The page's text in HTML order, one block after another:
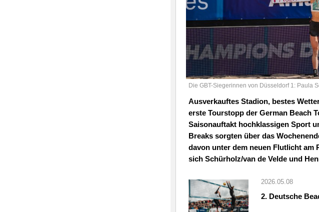
Die GBT-Siegerinnen von Düsseldorf 1: Paula
Ausverkauftes Stadion, bestes
erste Tourstopp der German Beach
Saisonauftakt hochklassigen Sport
Breaks sorgten über das
davon unter dem neuen Flutlicht am
sich Schürholz/van de Velde und
2026.05.08
2. Deutsche